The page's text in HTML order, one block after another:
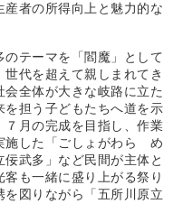
者の所得向上と魅力的な
テーマを「閻魔」として
代を超えて親しまれてき
全体が大きな岐路に立た
担う子どもたちへ道を示
７月の完成を目指し、作業
施した「ごしょがわら め
武多」など民間が主体と
も一緒に盛り上がる祭り
図りながら「五所川原立